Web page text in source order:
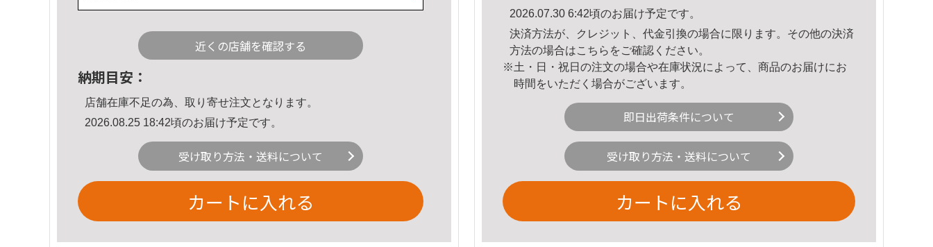
近くの店舗を確認する
納期目安：
店舗在庫不足の為、取り寄せ注文となります。
2026.08.25 18:42頃のお届け予定です。
受け取り方法・送料について
カートに入れる
2026.07.30 6:42頃のお届け予定です。
決済方法が、クレジット、代金引換の場合に限ります。その他の決済
方法の場合はこちら をご確認ください。
※土・日・祝日の注文の場合や在庫状況によって、商品のお届けにお
時間をいただく場合がございます。
即日出荷条件について
受け取り方法・送料について
カートに入れる